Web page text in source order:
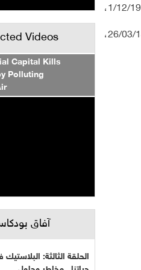
و5/01/1912، و17/02/1911، و12/02/1911، و19/01/1911، و29/03/1910، و1/12/1908، و30/11/1908، و1/12/1905،
كما تساقطت الثلوج خلال 15 /02/1898، و30/12/1897، و17/12/1888، و20/01/1887، و1/01/1884، و15/12/1878، و26/03/1875،
Videos
Capital Kills
Polluting
آفاق
الحلقة الثالثة: